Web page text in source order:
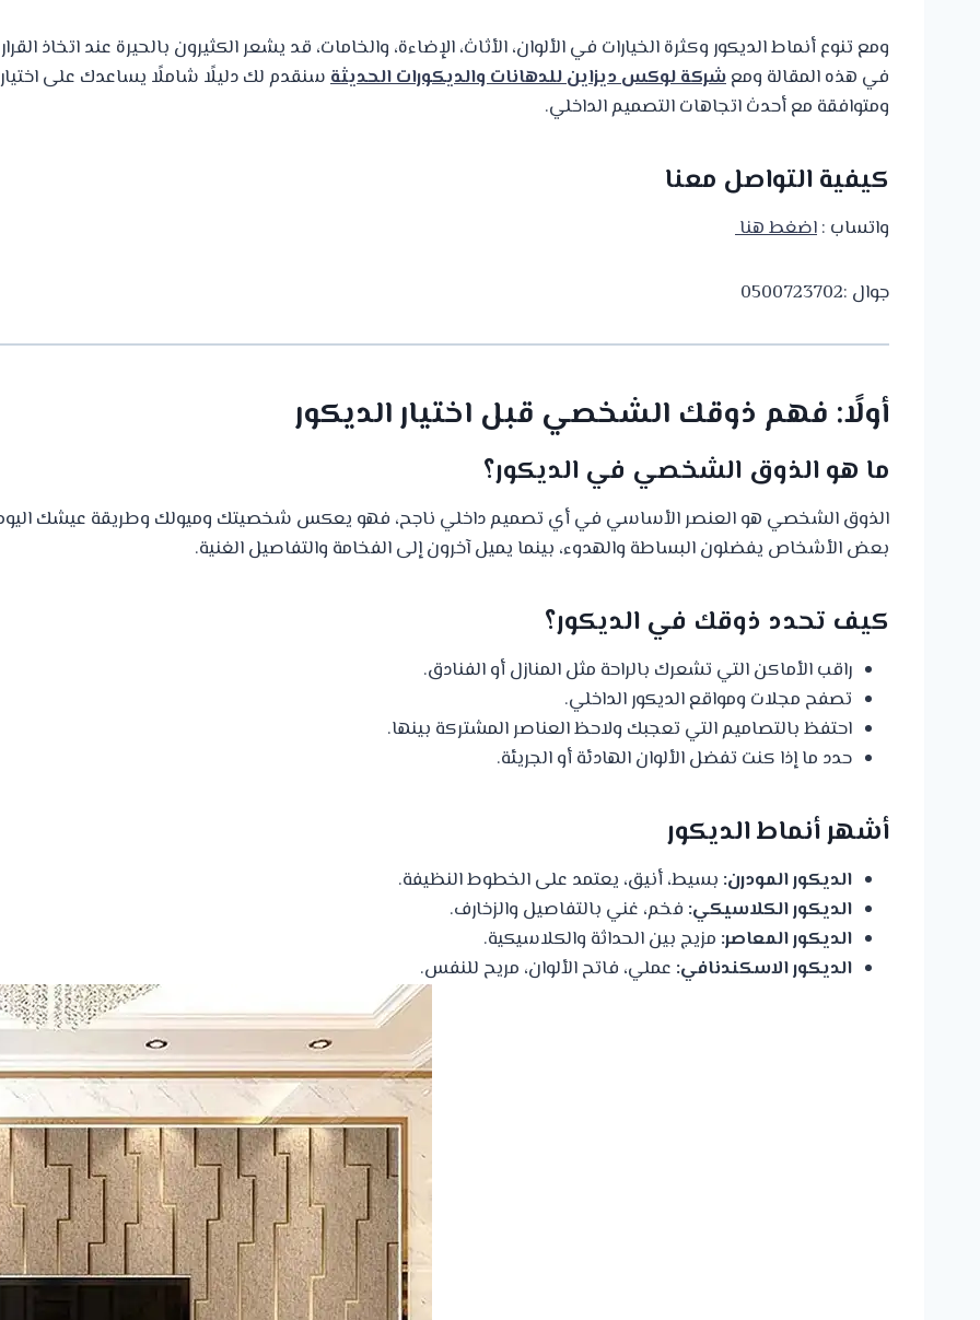
ومع تنوع أنماط الديكور وكثرة الخيارات في الألوان، الأثاث، الإضاءة، والخامات، قد يشعر الكثيرون بالحيرة عند اتخاذ
في هذه المقالة ومعشركة لوكس ديزاين للدهانات والديكورات الحديثةسنقدم لك دليلًا شاملًا يساعدك على
ومتوافقة مع أحدث اتجاهات التصميم الداخلي.
كيفية التواصل معنا
واتساب :اضغط هنا
جوال :0500723702
أولًا: فهم ذوقك الشخصي قبل اختيار الديكور
ما هو الذوق الشخصي في الديكور؟
الذوق الشخصي هو العنصر الأساسي في أي تصميم داخلي ناجح، فهو يعكس شخصيتك وميولك وطريقة عيشك
بعض الأشخاص يفضلون البساطة والهدوء، بينما يميل آخرون إلى الفخامة والتفاصيل الغنية.
كيف تحدد ذوقك في الديكور؟
راقب الأماكن التي تشعرك بالراحة مثل المنازل أو الفنادق.
تصفح مجلات ومواقع الديكور الداخلي.
احتفظ بالتصاميم التي تعجبك ولاحظ العناصر المشتركة بينها.
حدد ما إذا كنت تفضل الألوان الهادئة أو الجريئة.
أشهر أنماط الديكور
الديكور المودرن: بسيط، أنيق، يعتمد على الخطوط النظيفة.
الديكور الكلاسيكي: فخم، غني بالتفاصيل والزخارف.
الديكور المعاصر: مزيج بين الحداثة والكلاسيكية.
الديكور الاسكندنافي: عملي، فاتح الألوان، مريح للنفس.